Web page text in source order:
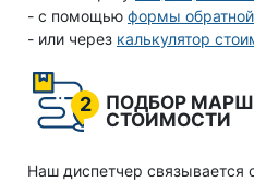
- с помощью формы
- или через калькулятор
2
ПОДБОР
СТОИМОСТИ
Наш диспетчер связывается